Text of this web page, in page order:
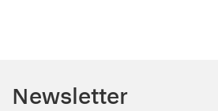
Newsletter